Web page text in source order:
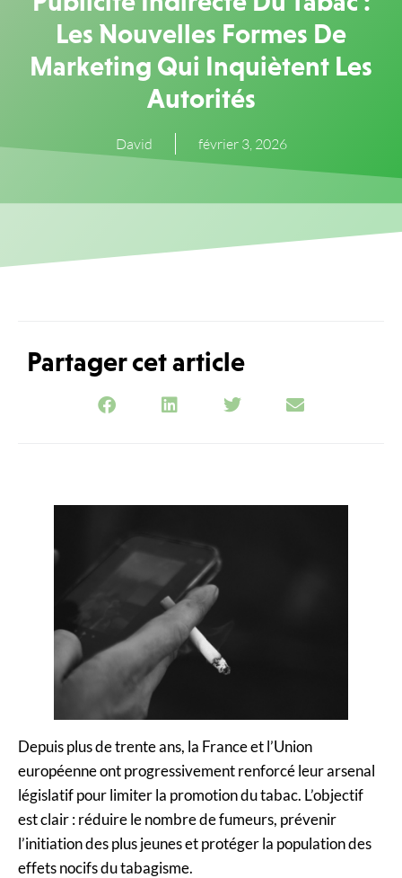
Les Nouvelles Formes De
Marketing Qui Inquiètent Les
Autorités
David février 3, 2026
Partager cet article
Depuis plus de trente ans, la France et l’Union
européenne ont progressivement renforcé leur arsenal
législatif pour limiter la promotion du tabac. L’objectif
est clair : réduire le nombre de fumeurs, prévenir
l’initiation des plus jeunes et protéger la population des
effets nocifs du tabagisme.